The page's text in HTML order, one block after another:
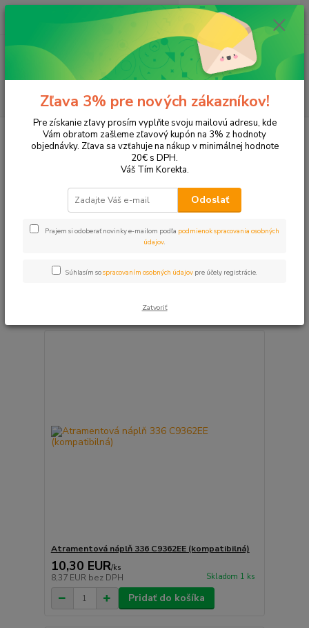
Hľadať
ks
za 0,00 EUR
Tonery a náplne do tlačiarní Hewlett Packard
HP DeskJet
DeskJet 5440
DeskJet 5440
Upresniť parametre
strana
Atramentová náplň 336 C9362EE (kompatibilná)
10,30 EUR/ks
8,37 EUR bez DPH Skladom 1 ks
Pridať do košíka
Zľava 3% pre nových zákazníkov!
Pre získanie zľavy prosím vyplňte svoju mailovú adresu, kde
Vám obratom zašleme zľavový kupón na 3% z hodnoty
objednávky. Zľava sa vzťahuje na nákup v minimálnej hodnote
20€ s DPH.
Váš Tím Korekta.
Odoslať
Prajem si odoberať novinky e-mailom podľa podmienok spracovania osobných
údajov.
Súhlasím sospracovaním osobných údajov pre účely registrácie.
Zatvoriť